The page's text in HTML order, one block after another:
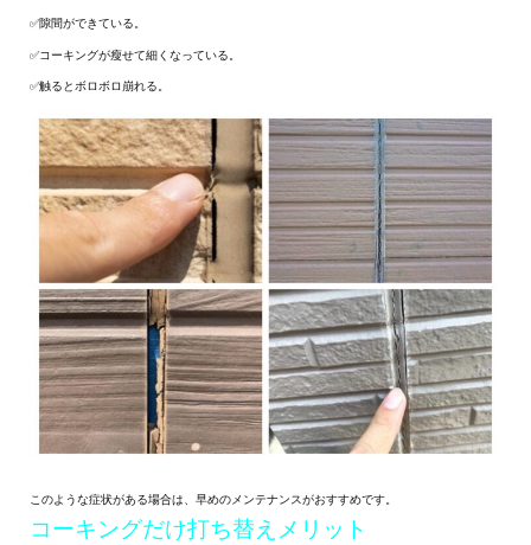
✅隙間ができている。
✅コーキングが瘦せて細くなっている。
✅触るとボロボロ崩れる。
このような症状がある場合は、早めのメンテナンスがおすすめです。
コーキングだけ打ち替えメリット